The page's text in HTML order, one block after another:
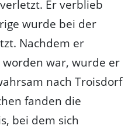
Er verblieb
wurde bei der
Nachdem er
war, wurde er
nach Troisdorf
fanden die
bei dem sich